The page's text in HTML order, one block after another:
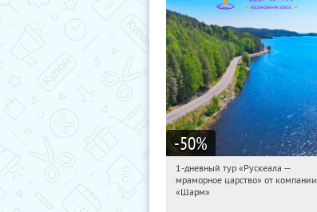
-50%
20:22:31 Купили:
Достоевская
1-дневный тур «Рускеала —
мраморное царство» от компании
«Шарм»